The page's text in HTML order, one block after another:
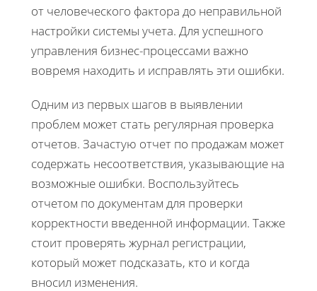
от человеческого фактора до неправильной
настройки системы учета. Для успешного
управления бизнес-процессами важно
вовремя находить и исправлять эти ошибки.
Одним из первых шагов в выявлении
проблем может стать регулярная проверка
отчетов. Зачастую отчет по продажам может
содержать несоответствия, указывающие на
возможные ошибки. Воспользуйтесь
отчетом по документам для проверки
корректности введенной информации. Также
стоит проверять журнал регистрации,
который может подсказать, кто и когда
вносил изменения.